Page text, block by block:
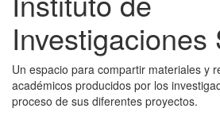
Investigaciones
Un espacio para compartir materiales y
académicos producidos por los
proceso de sus diferentes proyectos.